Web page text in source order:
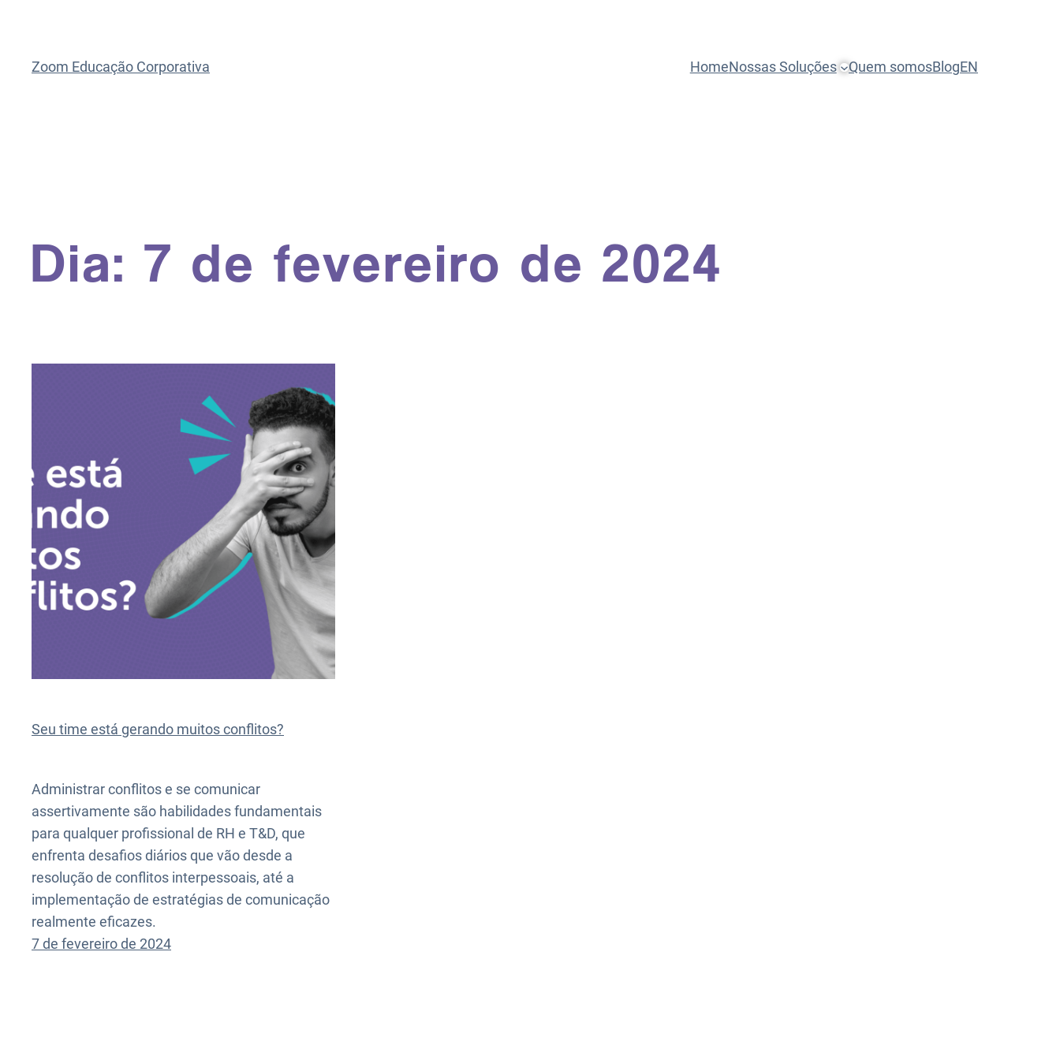
Zoom Educação Corporativa HomeNossas Soluções Quem somosBlogEN
Dia: 7 de fevereiro de 2024
Seu time está gerando muitos conflitos?
Administrar conflitos e se comunicar
assertivamente são habilidades fundamentais
para qualquer profissional de RH e T&D, que
enfrenta desafios diários que vão desde a
resolução de conflitos interpessoais, até a
implementação de estratégias de comunicação
realmente eficazes.
7 de fevereiro de 2024